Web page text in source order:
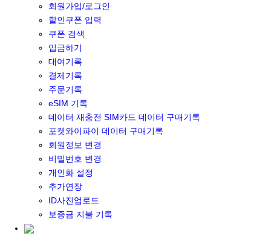
회원가입/로그인
할인쿠폰 입력
쿠폰 검색
입금하기
대여기록
결제기록
주문기록
eSIM 기록
데이터 재충전 SIM카드 데이터 구매기록
포켓와이파이 데이터 구매기록
회원정보 변경
비밀번호 변경
개인화 설정
추가연장
ID사진업로드
보증금 지불 기록
일본 eSIM
한국 eSIM
대만 eSIM
기타 아시아 eSIM
eSIM 개통 설명서
포켓와이파이&데이터 구매
포켓와이파이 구매
일본 DATA
기타 아시아 DATA
MACARON DATA
DATA 이용 설명서
유심 구매
일본유심
한국유심
대만유심
기타 아시아 유심